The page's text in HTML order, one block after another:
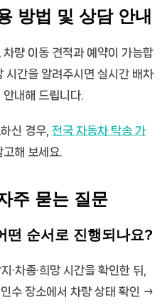
방법 및 상담 안내
차량 이동견적과 예약이 가능합
시간을 알려주시면 실시간 배차
내해 드립니다.
신 경우, 전국 자동차 탁송 가
해 보세요.
주 묻는 질문
떤 순서로 진행되나요?
·차종·희망 시간을 확인한 뒤,
수 장소에서 차량 상태 확인 →